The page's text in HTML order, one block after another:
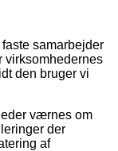
samarbejder
virksomhedernes
den bruger vi
værnes om
der
af